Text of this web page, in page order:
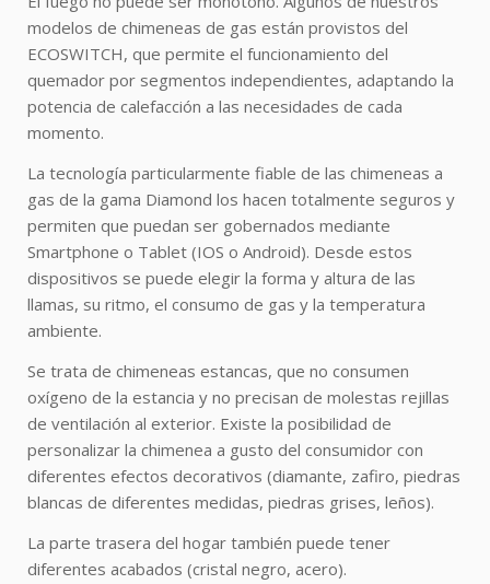
modelos de chimeneas de gas están provistos del
ECOSWITCH, que permite el funcionamiento del
quemador por segmentos independientes, adaptando la
potencia de calefacción a las necesidades de cada
momento.
La tecnología particularmente fiable de las chimeneas a
gas de la gama Diamond los hacen totalmente seguros y
permiten que puedan ser gobernados mediante
Smartphone o Tablet (IOS o Android). Desde estos
dispositivos se puede elegir la forma y altura de las
llamas, su ritmo, el consumo de gas y la temperatura
ambiente.
Se trata de chimeneas estancas, que no consumen
oxígeno de la estancia y no precisan de molestas rejillas
de ventilación al exterior. Existe la posibilidad de
personalizar la chimenea a gusto del consumidor con
diferentes efectos decorativos (diamante, zafiro, piedras
blancas de diferentes medidas, piedras grises, leños).
La parte trasera del hogar también puede tener
diferentes acabados (cristal negro, acero).